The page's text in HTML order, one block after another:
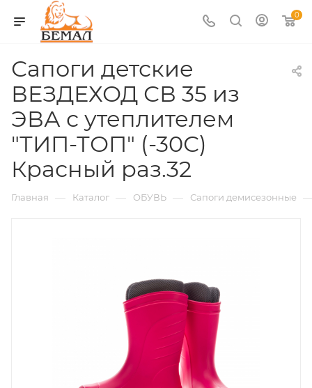
0
Сапоги детские
ВЕЗДЕХОД СВ 35 из
ЭВА с утеплителем
"ТИП-ТОП" (-30С)
Красный раз.32
Главная — Каталог — ОБУВЬ — Сапоги демисезонные